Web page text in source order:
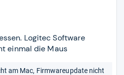
Logitec Software
einmal die Maus
am Mac, Firmwareupdate nicht